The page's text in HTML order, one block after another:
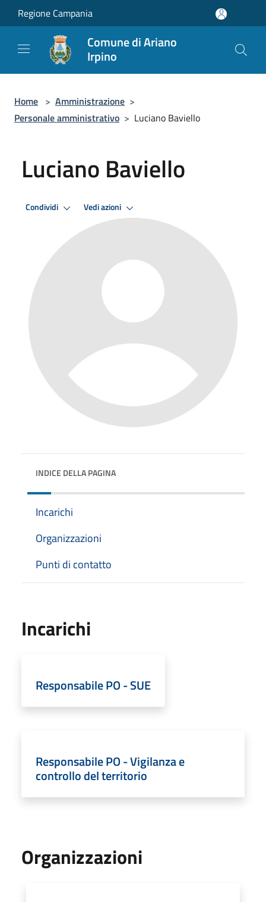
Salta al contenuto principale
Regione Campania
Comune di Ariano
Irpino
Home > Amministrazione >
Personale amministrativo > Luciano Baviello
Luciano Baviello
Condividi Vedi azioni
INDICE DELLA PAGINA
Incarichi
Organizzazioni
Punti di contatto
Incarichi
Responsabile PO - SUE
Responsabile PO - Vigilanza e
controllo del territorio
Organizzazioni